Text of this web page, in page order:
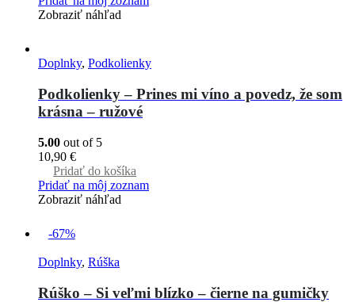
Zobraziť náhľad
Doplnky, Podkolienky
Podkolienky – Prines mi víno a povedz, že som
krásna – ružové
5.00 out of 5
10,90 €
Pridať do košíka
Pridať na môj zoznam
Zobraziť náhľad
-67%
Doplnky, Rúška
Rúško – Si veľmi blízko – čierne na gumičky